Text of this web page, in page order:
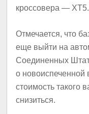
кроссовера — XT5.
Отмечается, что
еще выйти на
Соединенных
о новоиспеченной
стоимость такого
снизиться.